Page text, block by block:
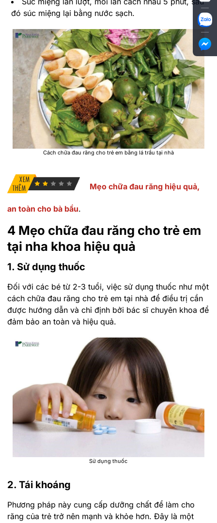
đó súc miệng lại bằng nước sạch.
Cách chữa đau răng cho trẻ em bằng lá trầu tại nhà
Mẹo chữa đau răng hiệu quả,
an toàn cho bà bầu.
4 Mẹo chữa đau răng cho trẻ em
tại nha khoa hiệu quả
1. Sử dụng thuốc
Đối với các bé từ 2-3 tuổi, việc sử dụng thuốc như một
cách chữa đau răng cho trẻ em tại nhà để điều trị cần
được hướng dẫn và chỉ định bởi bác sĩ chuyên khoa để
đảm bảo an toàn và hiệu quả.
Sử dụng thuốc
2. Tái khoáng
Phương pháp này cung cấp dưỡng chất để làm cho
răng của trẻ trở nên mạnh và khỏe hơn. Đây là một